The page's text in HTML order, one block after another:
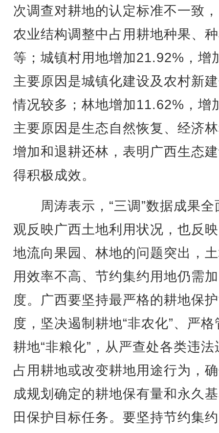
次调查对耕地的认定标准不一致
农业结构调整中占用耕地种果、
等；城镇村用地增加21.92%，增
主要原因是城镇化建设及农村新
情况较多；林地增加11.62%，增
主要原因是生态自然恢复、经济
增加和退耕还林，表明广西生态
得积极成效。
周涛表示，“三调”数据成果全
观反映广西土地利用状况，也反
地流向果园、林地的问题突出，
用效率不高、节约集约用地仍需
度。广西要坚持最严格的耕地保
度，坚决遏制耕地“非农化”、严格
耕地“非粮化”，从严查处各类违法
占用耕地或改变耕地用途行为，
成规划确定的耕地保有量和永久
田保护目标任务。要坚持节约集